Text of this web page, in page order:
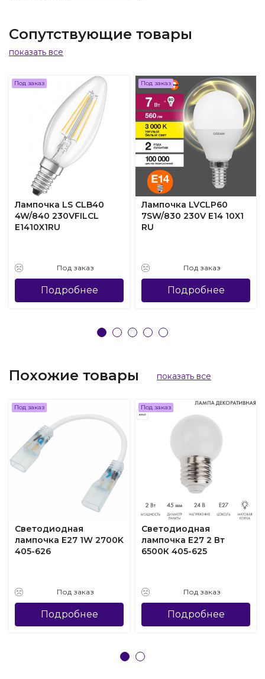
Сопутствующие товары
показать все
Под заказ
Лампочка LS CLB40
4W/840 230VFILCL
E1410X1RU
Под заказ
Подробнее
Под заказ
Лампочка LVCLP60
7SW/830 230V E14 10X1
RU
Под заказ
Подробнее
Похожие товары показать все
Под заказ
Светодиодная
лампочка E27 1W 2700K
405-626
Под заказ
Подробнее
Под заказ
Светодиодная
лампочка E27 2 Вт
6500К 405-625
Под заказ
Подробнее